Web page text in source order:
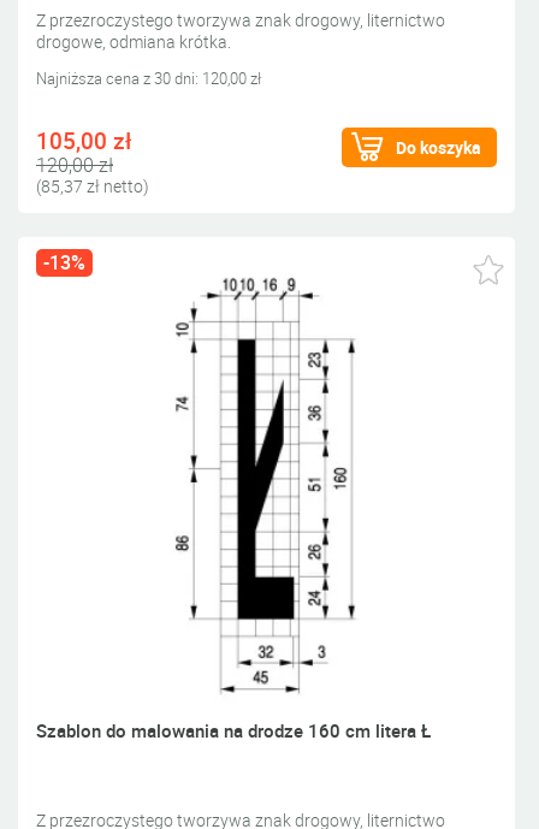
Z przezroczystego tworzywa znak drogowy, liternictwo
drogowe, odmiana krótka.
Najniższa cena z 30 dni: 120,00 zł
105,00 zł
120,00 zł
(85,37 zł netto)
Do koszyka
-13%
Szablon do malowania na drodze 160 cm litera Ł
Z przezroczystego tworzywa znak drogowy, liternictwo